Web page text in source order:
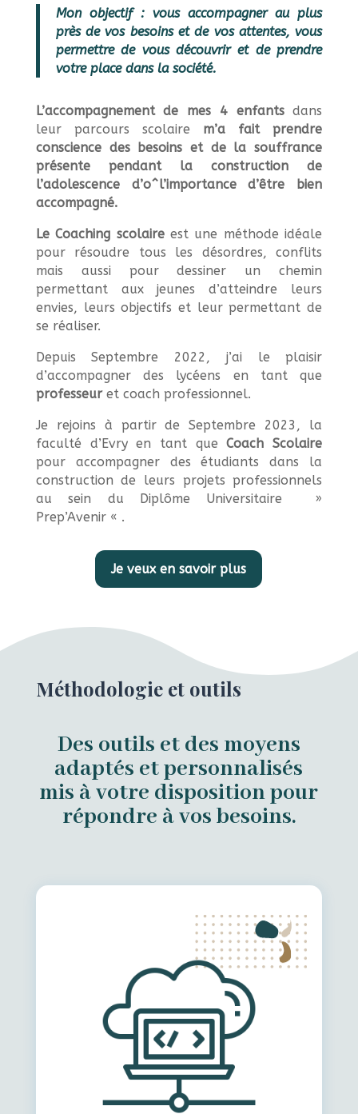
Mon objectif : vous accompagner au plus
près de vos besoins et de vos attentes, vous
permettre de vous découvrir et de prendre
votre place dans la société.
L’accompagnement de mes 4 enfantsdans
leur parcours scolaire m’a fait prendre
conscience des besoins et de la souffrance
présente pendant la construction de
l’adolescence d’o^l’importance d’être bien
accompagné.
Le Coaching scolaireest une méthode idéale
pour résoudre tous les désordres, conflits
mais aussi pour dessiner un chemin
permettant aux jeunes d’atteindre leurs
envies, leurs objectifs et leur permettant de
se réaliser.
Depuis Septembre 2022, j’ai le plaisir
d’accompagner des lycéens en tant que
professeuret coach professionnel.
Je rejoins à partir de Septembre 2023, la
faculté d’Evry en tant queCoach Scolaire
pour accompagner des étudiants dans la
construction de leurs projets professionnels
au sein du Diplôme Universitaire »
Prep’Avenir « .
Je veux en savoir plus
Méthodologie et outils
Des outils et des moyens
adaptés et personnalisés
mis à votre disposition pour
répondre à vos besoins.